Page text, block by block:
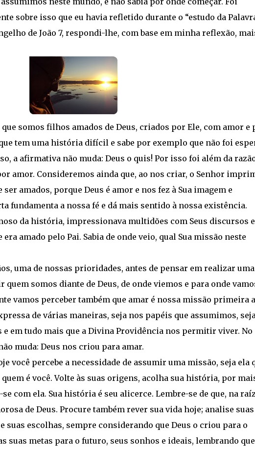
sobre isso que eu havia refletido durante o “estudo da
de João 7, respondi-lhe, com base em minha reflexão,
somos filhos amados de Deus, criados por Ele, com amor e
tem uma história difícil e sabe por exemplo que não foi
a afirmativa não muda: Deus o quis! Por isso foi além da
amor. Consideremos ainda que, ao nos criar, o Senhor
amados, porque Deus é amor e nos fez à Sua imagem e
fundamenta a nossa fé e dá mais sentido à nossa existência.
da história, impressionava multidões com Seus discursos e
era amado pelo Pai. Sabia de onde veio, qual Sua missão neste
uma de nossas prioridades, antes de pensar em realizar uma
somos diante de Deus, de onde viemos e para onde
vamos perceber também que amar é nossa missão primeira
de várias maneiras, seja nos papéis que assumimos,
em tudo mais que a Divina Providência nos permitir viver. No
muda: Deus nos criou para amar.
você percebe a necessidade de assumir uma missão, seja ela
é você. Volte às suas origens, acolha sua história, por
com ela. Sua história é seu alicerce. Lembre-se de que, na
de Deus. Procure também rever sua vida hoje; analise suas
suas escolhas, sempre considerando que Deus o criou para o
suas metas para o futuro, seus sonhos e ideais, lembrando